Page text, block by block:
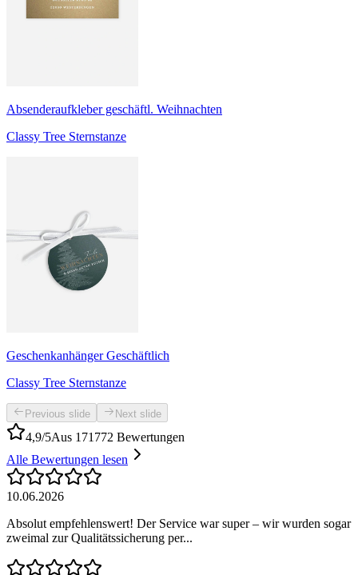
Absenderaufkleber geschäftl. Weihnachten
Classy Tree Sternstanze
Geschenkanhänger Geschäftlich
Classy Tree Sternstanze
Previous slide Next slide
4,9/5Aus 171772 Bewertungen
Alle Bewertungen lesen
10.06.2026
Absolut empfehlenswert! Der Service war super – wir wurden sogar
zweimal zur Qualitätssicherung per...